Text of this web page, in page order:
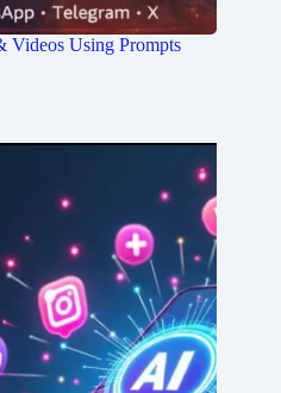
Videos Using Prompts